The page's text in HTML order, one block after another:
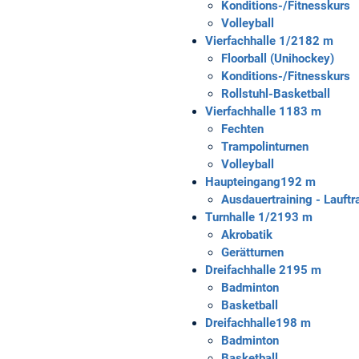
Konditions-/Fitnesskurs
Volleyball
Vierfachhalle 1/2182 m
Floorball (Unihockey)
Konditions-/Fitnesskurs
Rollstuhl-Basketball
Vierfachhalle 1 183 m
Fechten
Trampolinturnen
Volleyball
Haupteingang192 m
Ausdauertraining -
Turnhalle 1/2193 m
Akrobatik
Gerätturnen
Dreifachhalle 2195 m
Badminton
Basketball
Dreifachhalle198 m
Badminton